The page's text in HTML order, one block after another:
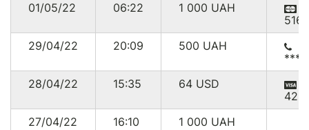
01/05/22
06:22 1 000 UAH
29/04/22
20:09 500 UAH
28/04/22
15:35 64 USD
27/04/22
16:10 1 000 UAH